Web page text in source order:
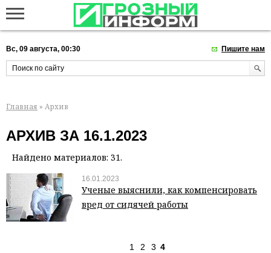
Вс, 09 августа, 00:30 Пишите нам
Главная » Архив
АРХИВ ЗА 16.1.2023
Найдено материалов: 31.
16.01.2023
Ученые выяснили, как компенсировать
вред от сидячей работы
1 2 3 4